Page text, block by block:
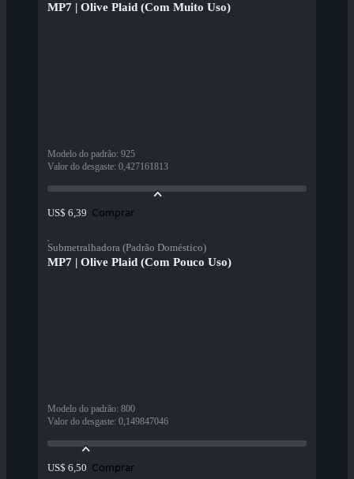
MP7 | Olive Plaid (Com Muito Uso)
Modelo do padrão: 925
Valor do desgaste: 0,427161813
US$ 6,39 Comprar
Submetralhadora (Padrão Doméstico)
MP7 | Olive Plaid (Com Pouco Uso)
Modelo do padrão: 800
Valor do desgaste: 0,149847046
US$ 6,50 Comprar